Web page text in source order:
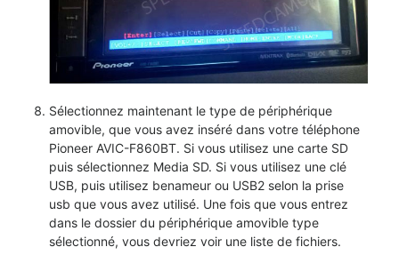
Sélectionnez maintenant le type de périphérique
amovible, que vous avez inséré dans votre téléphone
Pioneer AVIC-F860BT. Si vous utilisez une carte SD
puis sélectionnez Media SD. Si vous utilisez une clé
USB, puis utilisez benameur ou USB2 selon la prise
usb que vous avez utilisé. Une fois que vous entrez
dans le dossier du périphérique amovible type
sélectionné, vous devriez voir une liste de fichiers.